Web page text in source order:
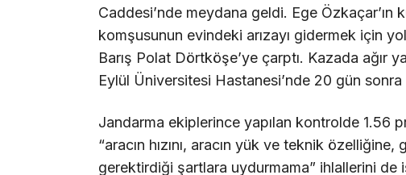
Caddesi’nde meydana geldi. Ege Özkaçar’ın
komşusunun evindeki arızayı gidermek için
Barış Polat Dörtköşe’ye çarptı. Kazada ağır
Eylül Üniversitesi Hastanesi’nde 20 gün sonra
Jandarma ekiplerince yapılan kontrolde 1.56
“aracın hızını, aracın yük ve teknik
gerektirdiği şartlara uydurmama” ihlallerini